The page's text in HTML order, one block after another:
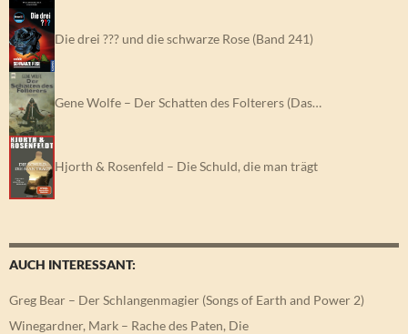
Die drei ??? und die schwarze Rose (Band 241)
Gene Wolfe – Der Schatten des Folterers (Das…
Hjorth & Rosenfeld – Die Schuld, die man trägt
AUCH INTERESSANT:
Greg Bear – Der Schlangenmagier (Songs of Earth and Power 2)
Winegardner, Mark – Rache des Paten, Die